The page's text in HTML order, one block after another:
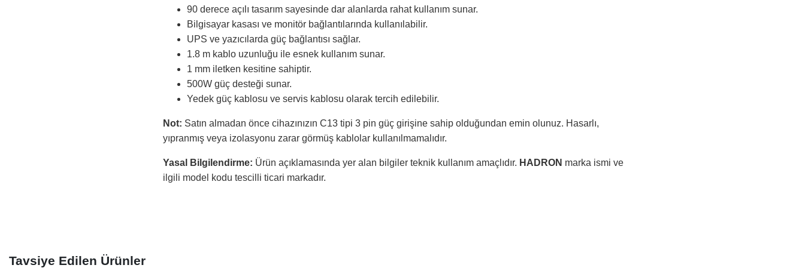
90 derece açılı tasarım sayesinde dar alanlarda rahat kullanım sunar.
Bilgisayar kasası ve monitör bağlantılarında kullanılabilir.
UPS ve yazıcılarda güç bağlantısı sağlar.
1.8 m kablo uzunluğu ile esnek kullanım sunar.
1 mm iletken kesitine sahiptir.
500W güç desteği sunar.
Yedek güç kablosu ve servis kablosu olarak tercih edilebilir.
Not: Satın almadan önce cihazınızın C13 tipi 3 pin güç girişine sahip olduğundan emin olunuz. Hasarlı,
yıpranmış veya izolasyonu zarar görmüş kablolar kullanılmamalıdır.
Yasal Bilgilendirme: Ürün açıklamasında yer alan bilgiler teknik kullanım amaçlıdır. HADRON marka ismi ve
ilgili model kodu tescilli ticari markadır.
Tavsiye Edilen Ürünler